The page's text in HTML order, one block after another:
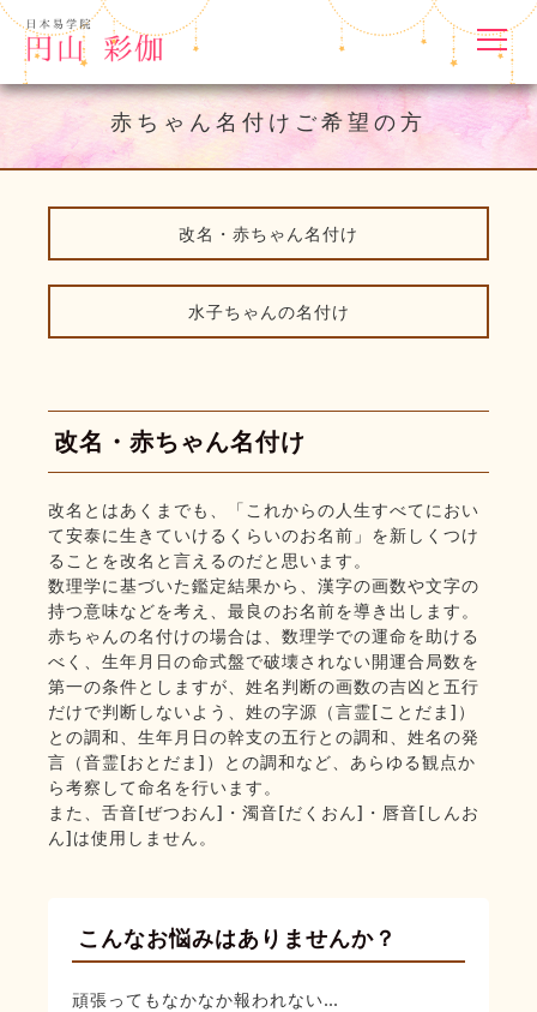
赤ちゃん名付けご希望の方
改名・赤ちゃん名付け
水子ちゃんの名付け
改名・赤ちゃん名付け
改名とはあくまでも、「これからの人生すべてにおい
て安泰に生きていけるくらいのお名前」を新しくつけ
ることを改名と言えるのだと思います。
数理学に基づいた鑑定結果から、漢字の画数や文字の
持つ意味などを考え、最良のお名前を導き出します。
赤ちゃんの名付けの場合は、数理学での運命を助ける
べく、生年月日の命式盤で破壊されない開運合局数を
第一の条件としますが、姓名判断の画数の吉凶と五行
だけで判断しないよう、姓の字源（言霊[ことだま]）
との調和、生年月日の幹支の五行との調和、姓名の発
言（音霊[おとだま]）との調和など、あらゆる観点か
ら考察して命名を行います。
また、舌音[ぜつおん]・濁音[だくおん]・唇音[しんお
ん]は使用しません。
こんなお悩みはありませんか？
頑張ってもなかなか報われない…